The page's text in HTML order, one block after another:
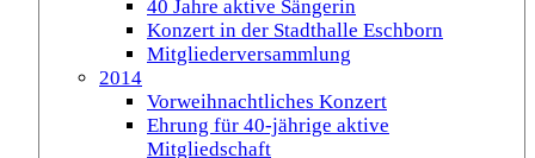
40 Jahre aktive Sängerin
Konzert in der Stadthalle Eschborn
Mitgliederversammlung
2014
Vorweihnachtliches Konzert
Ehrung für 40-jährige aktive
Mitgliedschaft